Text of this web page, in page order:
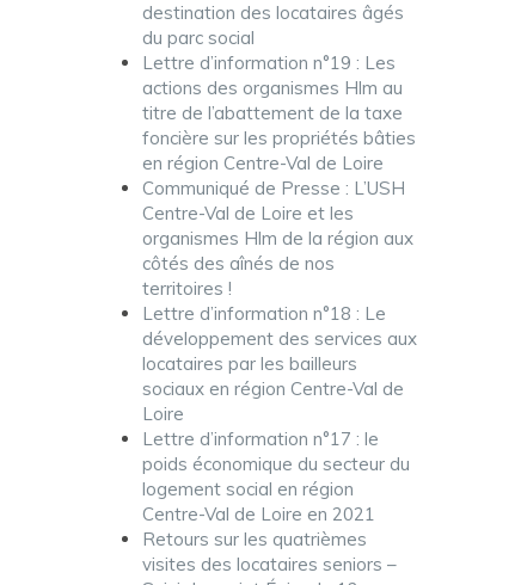
destination des locataires âgés
du parc social
Lettre d’information n°19 : Les
actions des organismes Hlm au
titre de l’abattement de la taxe
foncière sur les propriétés bâties
en région Centre-Val de Loire
Communiqué de Presse : L’USH
Centre-Val de Loire et les
organismes Hlm de la région aux
côtés des aînés de nos
territoires !
Lettre d’information n°18 : Le
développement des services aux
locataires par les bailleurs
sociaux en région Centre-Val de
Loire
Lettre d’information n°17 : le
poids économique du secteur du
logement social en région
Centre-Val de Loire en 2021
Retours sur les quatrièmes
visites des locataires seniors –